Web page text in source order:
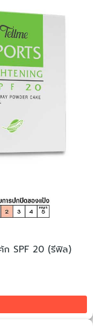
ก SPF 20 (รีฟิล)